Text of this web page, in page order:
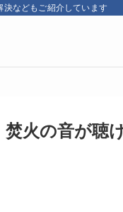
などもご紹介しています
火の音が聴